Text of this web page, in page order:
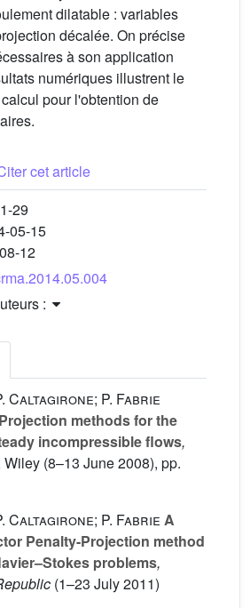
dilatable : variables
décalée. On précise
à son application
numériques illustrent le
pour l'obtention de
cet article
29
05-15
12
:
Caltagirone; P. Fabrie
methods for the
incompressible flows,
Wiley (8–13 June 2008), pp.
Caltagirone; P. Fabrie A
Penalty-Projection method
problems,
(1–23 July 2011)